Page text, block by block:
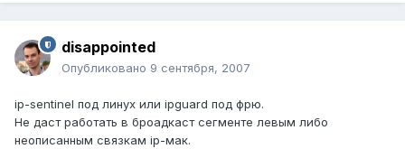
disappointed
Опубликовано 9 сентября, 2007
ip-sentinel под линух или ipguard под фрю.
Не даст работать в броадкаст сегменте левым либо
неописанным связкам ip-мак.